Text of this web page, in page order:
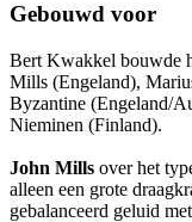
Gebouwd voor
Bert Kwakkel bouwde
Mills (Engeland),
Byzantine (Engeland/
Nieminen (Finland).
John Mills over het
alleen een grote
gebalanceerd geluid